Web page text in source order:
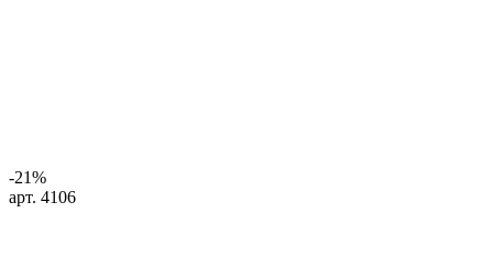
-21%
арт. 4106